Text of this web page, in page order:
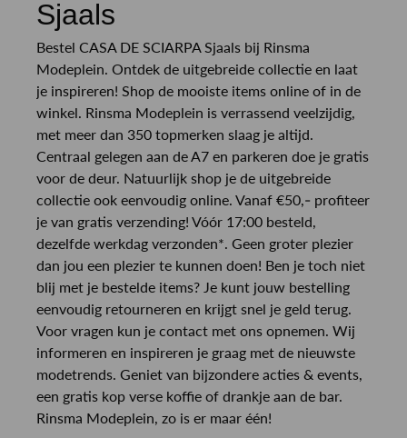
Sjaals
Bestel CASA DE SCIARPA Sjaals bij Rinsma
Modeplein. Ontdek de uitgebreide collectie en laat
je inspireren! Shop de mooiste items online of in de
winkel. Rinsma Modeplein is verrassend veelzijdig,
met meer dan 350 topmerken slaag je altijd.
Centraal gelegen aan de A7 en parkeren doe je gratis
voor de deur. Natuurlijk shop je de uitgebreide
collectie ook eenvoudig online. Vanaf €50,- profiteer
je van gratis verzending! Vóór 17:00 besteld,
dezelfde werkdag verzonden*. Geen groter plezier
dan jou een plezier te kunnen doen! Ben je toch niet
blij met je bestelde items? Je kunt jouw bestelling
eenvoudig retourneren en krijgt snel je geld terug.
Voor vragen kun je contact met ons opnemen. Wij
informeren en inspireren je graag met de nieuwste
modetrends. Geniet van bijzondere acties & events,
een gratis kop verse koffie of drankje aan de bar.
Rinsma Modeplein, zo is er maar één!